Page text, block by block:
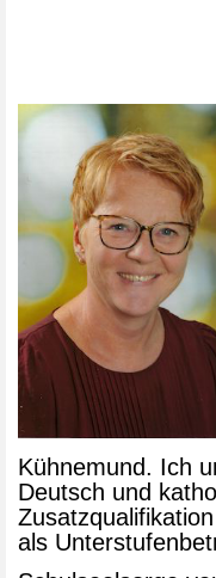
Kühnemund. Ich
Deutsch und
als